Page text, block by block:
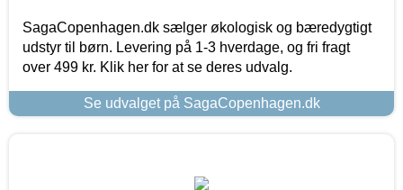
SagaCopenhagen.dk sælger økologisk og bæredygtigt
udstyr til børn. Levering på 1-3 hverdage, og fri fragt
over 499 kr. Klik her for at se deres udvalg.
Se udvalget på SagaCopenhagen.dk